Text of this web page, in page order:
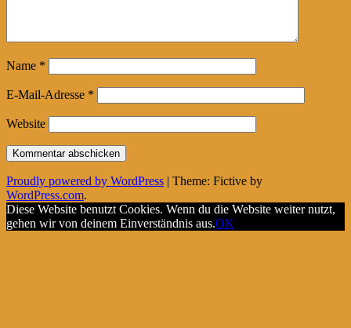
Name *
E-Mail-Adresse *
Website
Proudly powered by WordPress | Theme: Fictive by
WordPress.com.
Diese Website benutzt Cookies. Wenn du die Website weiter nutzt,
gehen wir von deinem Einverständnis aus.OK